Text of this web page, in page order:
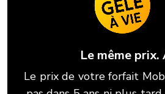
Le même prix.
Le prix de votre forfait